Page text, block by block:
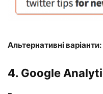
Альтернативні варіанти:
4. Google